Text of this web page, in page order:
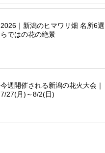
2026｜新潟のヒマワリ畑 名所6
らではの花の絶景
今週開催される新潟の花火大会｜
7/27(月)～8/2(日)